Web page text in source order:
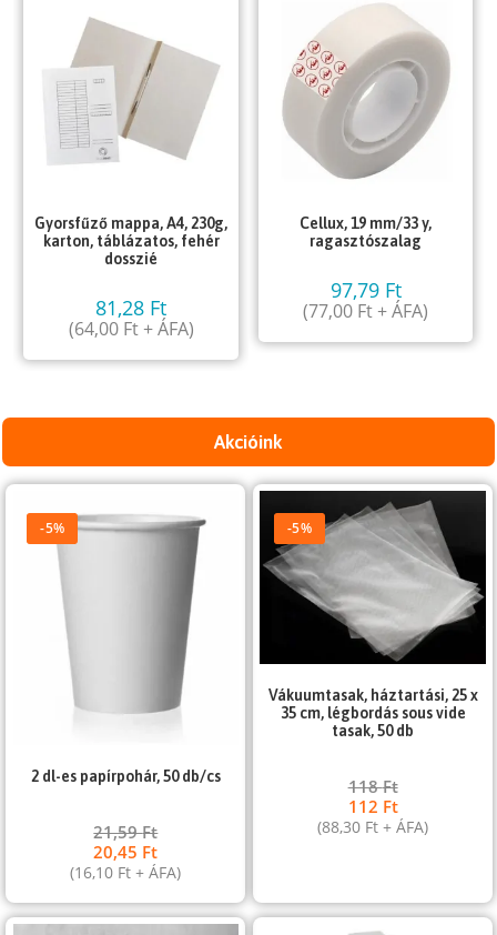
Gyorsfűző mappa, A4, 230g,
karton, táblázatos, fehér
dosszié
81,28 Ft
(64,00 Ft+ ÁFA)
Cellux, 19 mm/33 y,
ragasztószalag
97,79 Ft
(77,00 Ft+ ÁFA)
Akcióink
-5%
2 dl-es papírpohár, 50 db/cs
21,59Ft
20,45 Ft
(16,10 Ft + ÁFA)
-5%
Vákuumtasak, háztartási, 25 x
35 cm, légbordás sous vide
tasak, 50 db
118Ft
112 Ft
(88,30 Ft + ÁFA)